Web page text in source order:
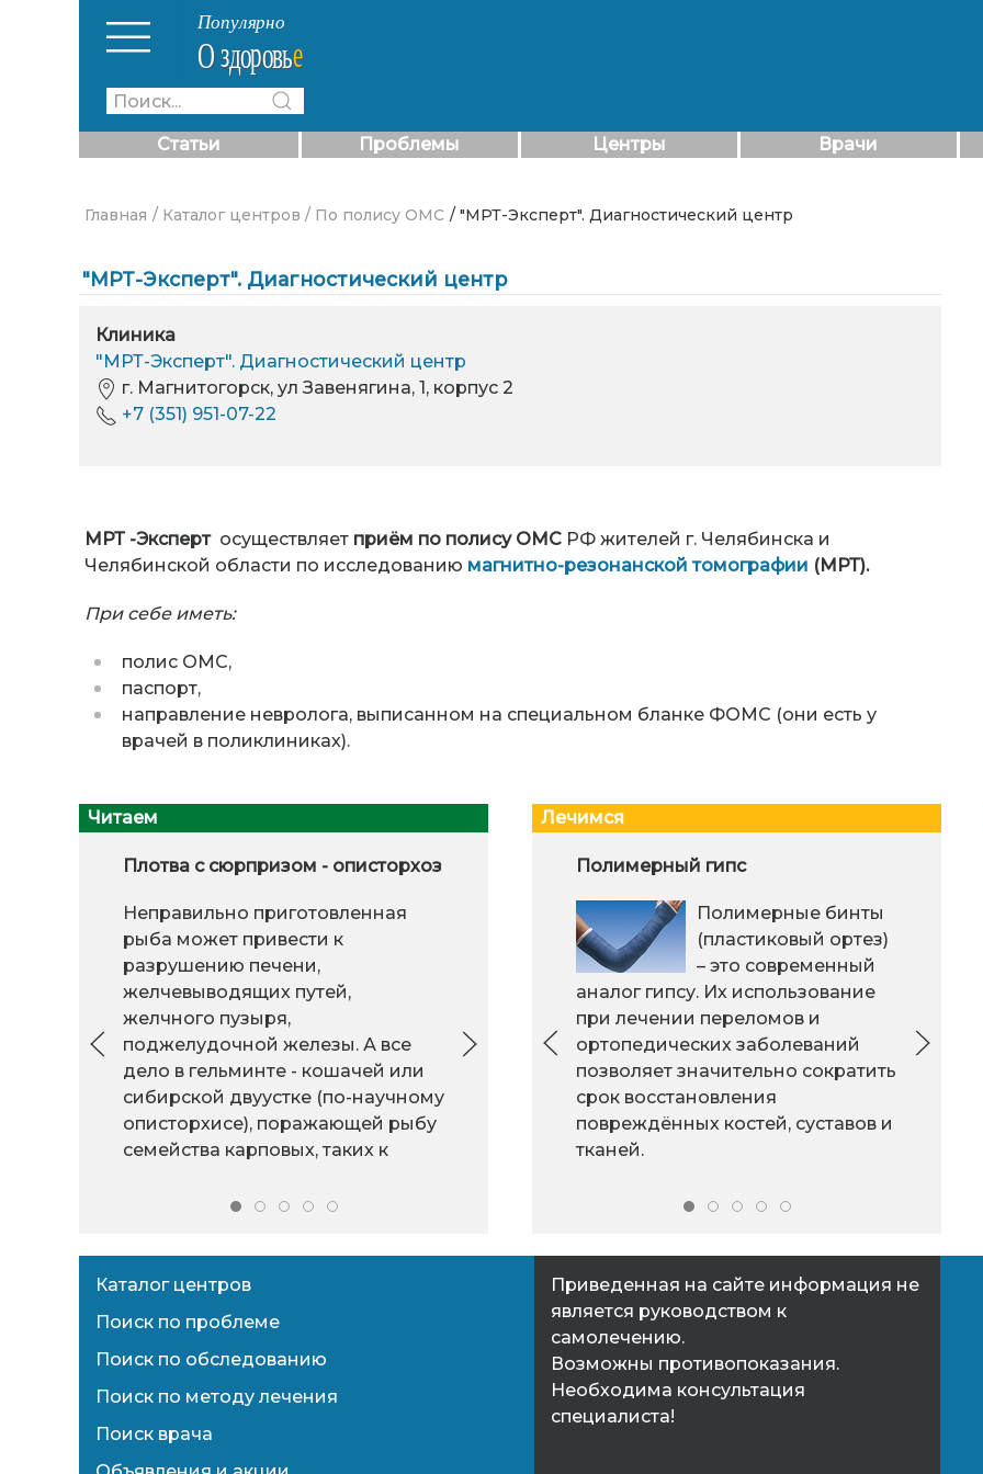
Статьи Проблемы Центры Врачи
Главная / Каталог центров / По полису ОМС / "МРТ-Эксперт". Диагностический центр
"МРТ-Эксперт". Диагностический центр
Клиника
"МРТ-Эксперт". Диагностический центр
г. Магнитогорск, ул Завенягина, 1, корпус 2
+7 (351) 951-07-22
МРТ -Эксперт осуществляет приём по полису ОМС РФ жителей г. Челябинска и
Челябинской области по исследованию магнитно-резонанской томографии (МРТ).
При себе иметь:
полис ОМС,
паспорт,
направление невролога, выписанном на специальном бланке ФОМС (они есть у
врачей в поликлиниках).
Читаем
Плотва с сюрпризом - описторхоз
Неправильно приготовленная
рыба может привести к
разрушению печени,
желчевыводящих путей,
желчного пузыря,
поджелудочной железы. А все
дело в гельминте - кошачей или
сибирской двуустке (по-научному
описторхисе), поражающей рыбу
семейства карповых, таких к
Бытовая химия и гормоны
Химические соединения плотно
вошли в нашу жизнь, и мы уже не
задумываемся могут ли
химические вещества,
скрывающиеся в обычной
домашней пыли и повседневных
продуктах, навредить нам.
Выявлено около 140 химических
соединений влияющих на наш
организм.
Лечимся
Полимерный гипс
Полимерные бинты
(пластиковый ортез)
– это современный
аналог гипсу. Их использование
при лечении переломов и
ортопедических заболеваний
позволяет значительно сократить
срок восстановления
повреждённых костей, суставов и
тканей.
Каталог центров
Поиск по проблеме
Поиск по обследованию
Поиск по методу лечения
Поиск врача
Приведенная на сайте информация не
является руководством к
самолечению.
Возможны противопоказания.
Необходима консультация
специалиста!